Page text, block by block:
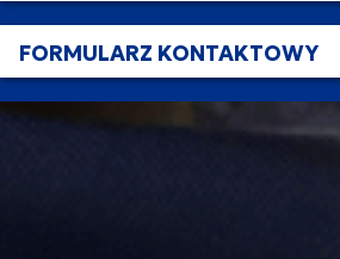
FORMULARZ KONTAKTOWY